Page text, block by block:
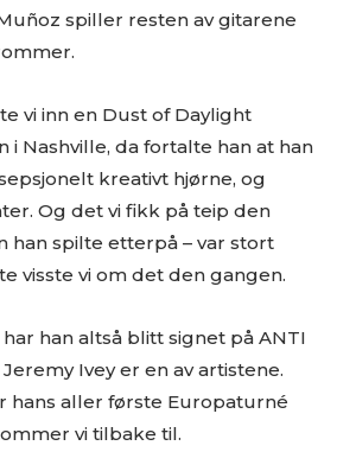
spiller resten av gitarene
vi inn en Dust of Daylight
i Nashville, da fortalte han at han
kreativt hjørne, og
Og det vi fikk på teip den
han spilte etterpå – var stort
visste vi om det den gangen.
han altså blitt signet på ANTI
Ivey er en av artistene.
hans aller første Europaturné
vi tilbake til.